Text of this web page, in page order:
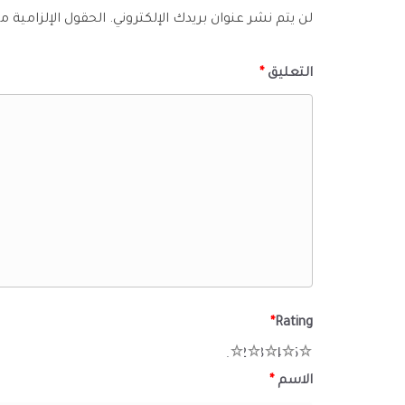
لن يتم نشر عنوان بريدك الإلكتروني. الحقول الإلزامية
التعليق *
Rating
*
5
4
3
2
الاسم *